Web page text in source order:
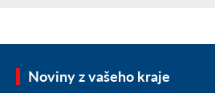
Noviny z vašeho kraje